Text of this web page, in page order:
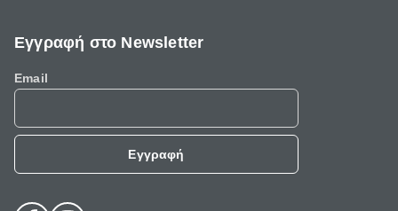
Εγγραφή στο Newsletter
Email
Εγγραφή